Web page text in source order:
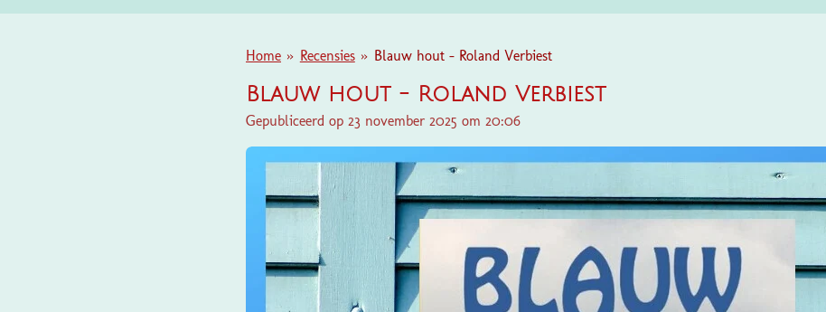
Home » Recensies » Blauw hout - Roland Verbiest
Blauw hout - Roland Verbiest
Gepubliceerd op 23 november 2025 om 20:06